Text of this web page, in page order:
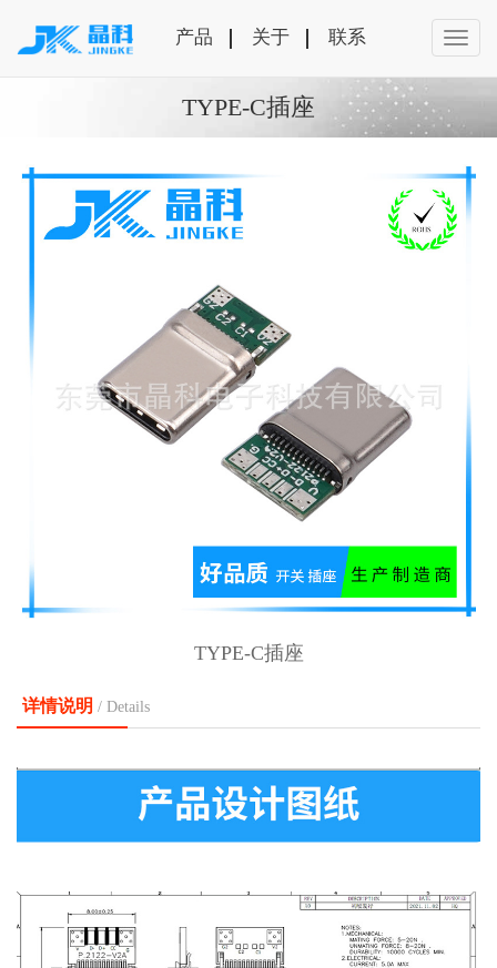
产品 关于 联系
TYPE-C插座
TYPE-C插座
详情说明 / Details